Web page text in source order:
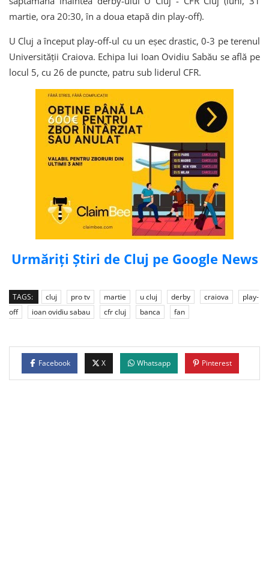
martie, ora 20:30, în a doua etapă din play-off).
U Cluj a început play-off-ul cu un eșec drastic, 0-3 pe terenul
Universității Craiova. Echipa lui Ioan Ovidiu Sabău se află pe
locul 5, cu 26 de puncte, patru sub liderul CFR.
Urmăriți Știri de Cluj pe Google News
TAGS: cluj pro tv martie u cluj derby craiova
play-
off
ioan ovidiu sabau cfr cluj banca fan
Facebook X Whatsapp Pinterest